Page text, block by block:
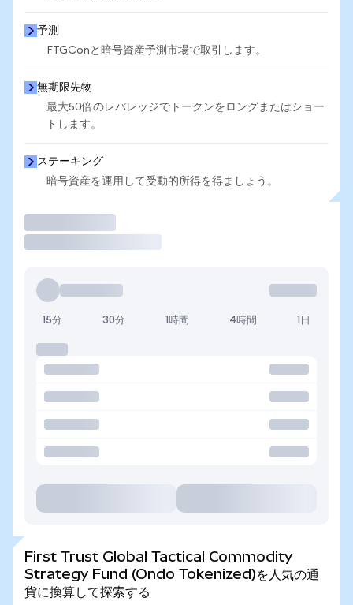
予測
FTGConと暗号資産予測市場で取引します。
無期限先物
最大50倍のレバレッジでトークンをロングまたはショー
トします。
ステーキング
暗号資産を運用して受動的所得を得ましょう。
15分 30分 1時間 4時間 1日
First Trust Global Tactical Commodity
Strategy Fund (Ondo Tokenized)を人気の通
貨に換算して探索する